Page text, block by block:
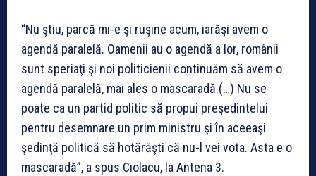
“Nu ştiu, parcă mi-e şi ruşine acum, iarăşi avem o
agendă paralelă. Oamenii au o agendă a lor, românii
sunt speriaţi şi noi politicienii continuăm să avem o
agendă paralelă, mai ales o mascaradă.(…) Nu se
poate ca un partid politic să propui preşedintelui
pentru desemnare un prim ministru şi în aceeaşi
şedinţă politică să hotărăşti că nu-l vei vota. Asta e o
mascaradă”, a spus Ciolacu, la Antena 3.